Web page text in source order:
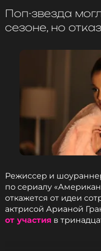
Поп-звезда
сезоне, но
Режиссер и
по сериалу
откажется от идеи
актрисой Арианой
от участия в